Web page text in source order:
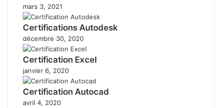
mars 3, 2021
Certifications Autodesk
décembre 30, 2020
Certification Excel
janvier 6, 2020
Certification Autocad
avril 4, 2020